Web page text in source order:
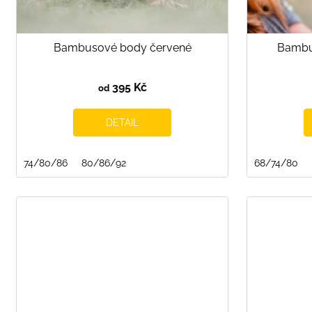
ů
Bambusové body červené
od395 Kč
DETAIL
74/80/86 80/86/92 68/74/80